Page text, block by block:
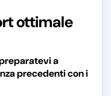
ottimale
a
precedenti con i